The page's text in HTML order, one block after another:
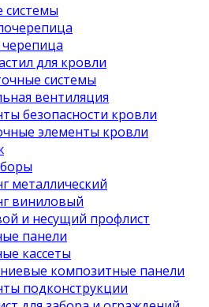
системы
черепица
для кровли
системы
вентиляция
безопасности кровли
элементы кровли
металлический
виниловый
и несущий профлист
панели
кассеты
композитные панели
подконструкции